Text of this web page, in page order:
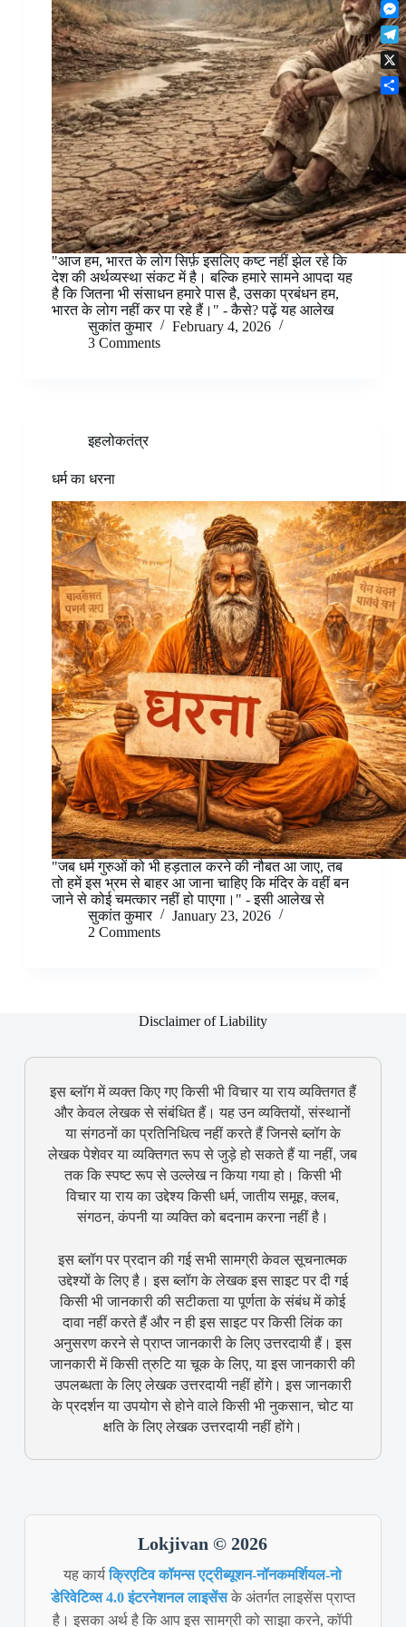
"आज हम, भारत के लोग सिर्फ़ इसलिए कष्ट नहीं झेल रहे कि
देश की अर्थव्यस्था संकट में है। बल्कि हमारे सामने आपदा यह
है कि जितना भी संसाधन हमारे पास है, उसका प्रबंधन हम,
भारत के लोग नहीं कर पा रहे हैं।" - कैसे? पढ़ें यह आलेख
सुकांत कुमार
February 4, 2026
3 Comments
इहलोकतंत्र
धर्म का धरना
"जब धर्म गुरुओं को भी हड़ताल करने की नौबत आ जाए, तब
तो हमें इस भ्रम से बाहर आ जाना चाहिए कि मंदिर के वहीं बन
जाने से कोई चमत्कार नहीं हो पाएगा।" - इसी आलेख से
सुकांत कुमार
January 23, 2026
2 Comments
Disclaimer of Liability
इस ब्लॉग में व्यक्त किए गए किसी भी विचार या राय व्यक्तिगत हैं
और केवल लेखक से संबंधित हैं। यह उन व्यक्तियों, संस्थानों
या संगठनों का प्रतिनिधित्व नहीं करते हैं जिनसे ब्लॉग के
लेखक पेशेवर या व्यक्तिगत रूप से जुड़े हो सकते हैं या नहीं, जब
तक कि स्पष्ट रूप से उल्लेख न किया गया हो। किसी भी
विचार या राय का उद्देश्य किसी धर्म, जातीय समूह, क्लब,
संगठन, कंपनी या व्यक्ति को बदनाम करना नहीं है।
इस ब्लॉग पर प्रदान की गई सभी सामग्री केवल सूचनात्मक
उद्देश्यों के लिए है। इस ब्लॉग के लेखक इस साइट पर दी गई
किसी भी जानकारी की सटीकता या पूर्णता के संबंध में कोई
दावा नहीं करते हैं और न ही इस साइट पर किसी लिंक का
अनुसरण करने से प्राप्त जानकारी के लिए उत्तरदायी हैं। इस
जानकारी में किसी त्रुटि या चूक के लिए, या इस जानकारी की
उपलब्धता के लिए लेखक उत्तरदायी नहीं होंगे। इस जानकारी
के प्रदर्शन या उपयोग से होने वाले किसी भी नुकसान, चोट या
क्षति के लिए लेखक उत्तरदायी नहीं होंगे।
Lokjivan © 2026
यह कार्यक्रिएटिव कॉमन्स एट्रीब्यूशन-नॉनकमर्शियल-नो
डेरिवेटिव्स 4.0 इंटरनेशनल लाइसेंसके अंतर्गत लाइसेंस प्राप्त
है। इसका अर्थ है कि आप इस सामग्री को साझा करने, कॉपी
o
k
r
e
s
t
t
s
A
p
p
n
k
e
d
I
n
l
i
p
b
o
a
r
d
M
e
s
s
e
n
g
e
T
e
l
e
g
r
a
m
X
S
h
a
r